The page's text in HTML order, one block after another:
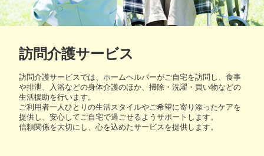
訪問介護サービス
訪問介護サービスでは、ホームヘルパーがご自宅を訪問し、食事
や排泄、入浴などの身体介護のほか、掃除・洗濯・買い物などの
生活援助を行います。
ご利用者一人ひとりの生活スタイルやご希望に寄り添ったケアを
提供し、安心してご自宅で過ごせるようサポートします。
信頼関係を大切にし、心を込めたサービスを提供します。